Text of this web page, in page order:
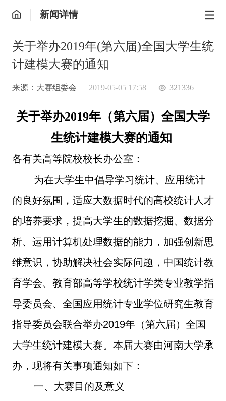
新闻详情
关于举办2019年(第六届)全国大学生统
计建模大赛的通知
来源：大赛组委会 2019-05-05 17:58 321336
关于举办2019年（第六届）全国大学
生统计建模大赛的通知
各有关高等院校校长办公室：
为在大学生中倡导学习统计、应用统计
的良好氛围，适应大数据时代的高校统计人才
的培养要求，提高大学生的数据挖掘、数据分
析、运用计算机处理数据的能力，加强创新思
维意识，协助解决社会实际问题，中国统计教
育学会、教育部高等学校统计学类专业教学指
导委员会、全国应用统计专业学位研究生教育
指导委员会联合举办2019年（第六届）全国
大学生统计建模大赛。本届大赛由河南大学承
办，现将有关事项通知如下：
一、大赛目的及意义